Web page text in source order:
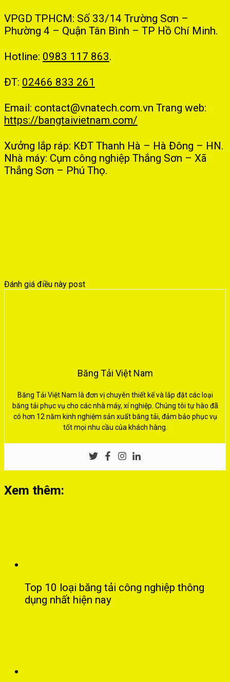
VPGD TPHCM: Số 33/14 Trường Sơn –
Phường 4 – Quận Tân Bình – TP Hồ Chí Minh.
Hotline: 0983 117 863.
ĐT: 02466 833 261
Email: contact@vnatech.com.vn Trang web:
https://bangtaivietnam.com/
Xưởng lắp ráp: KĐT Thanh Hà – Hà Đông – HN.
Nhà máy: Cụm công nghiệp Thắng Sơn – Xã
Thắng Sơn – Phú Thọ.
Đánh giá điều này post
Băng Tải Việt Nam
Băng Tải Việt Nam là đơn vị chuyên thiết kế và lắp đặt các loại
băng tải phục vụ cho các nhà máy, xí nghiệp. Chúng tôi tự hào đã
có hơn 12 năm kinh nghiệm sản xuất băng tải, đảm bảo phục vụ
tốt mọi nhu cầu của khách hàng.
Xem thêm:
Top 10 loại băng tải công nghiệp thông
dụng nhất hiện nay